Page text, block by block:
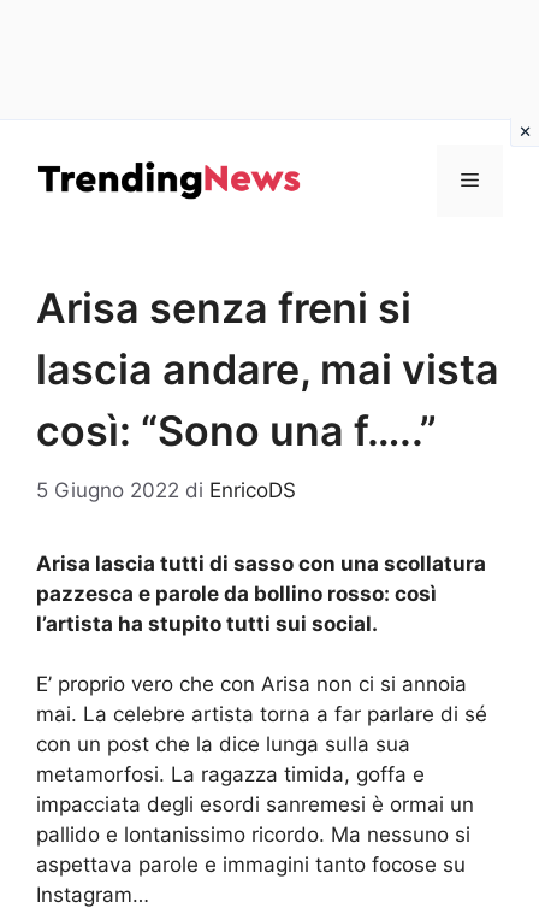
contenuto
Menu
Arisa senza freni si
lascia andare, mai vista
così: “Sono una f…..”
5 Giugno 2022 di EnricoDS
Arisa lascia tutti di sasso con una scollatura
pazzesca e parole da bollino rosso: così
l’artista ha stupito tutti sui social.
E’ proprio vero che con Arisa non ci si annoia
mai. La celebre artista torna a far parlare di sé
con un post che la dice lunga sulla sua
metamorfosi. La ragazza timida, goffa e
impacciata degli esordi sanremesi è ormai un
pallido e lontanissimo ricordo. Ma nessuno si
aspettava parole e immagini tanto focose su
Instagram…